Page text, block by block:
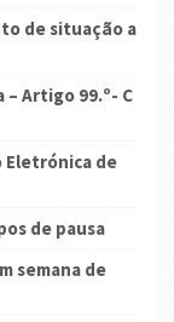
de situação a
Artigo 99.º- C
Eletrónica de
de pausa
semana de